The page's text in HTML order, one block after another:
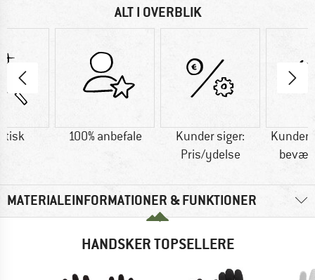
ALT I OVERBLIK
100% anbefale
Kunder siger:
Pris/ydelse
Kunder
MATERIALEINFORMATIONER & FUNKTIONER
HANDSKER TOPSELLERE